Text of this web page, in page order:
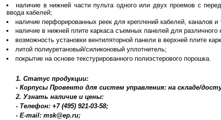
наличие в нижней части пульта одного или двух проемов с
ввода кабелей;
наличие перфорированных реек для креплений кабелей, каналов и
наличие в нижней плите каркаса съемных панелей для различного
возможность установки вентиляторной панели в верхней плите
литой полиуретановый/силиконовый уплотнитель;
покрытие на основе текстурированного полиэстерового порошка.
1. Статус продукции:
- Корпусы Провенто для систем управления: на складе/
2. Узнать наличие и цены:
- Телефон: +7 (495) 921-03-58;
- E-mail: msk@ep.ru;